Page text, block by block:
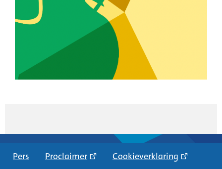
Pers Proclaimer Cookieverklaring